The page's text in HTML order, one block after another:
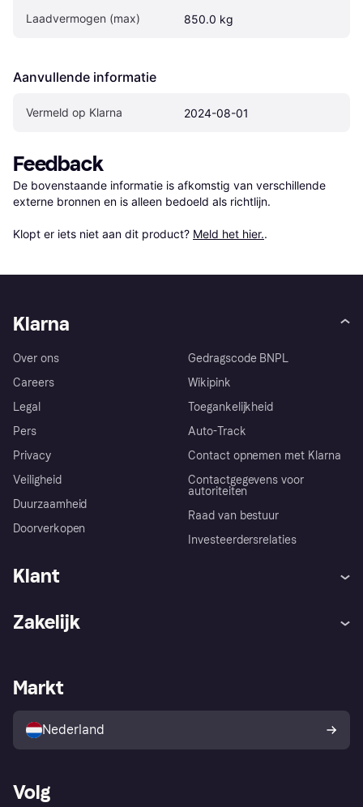
Laadvermogen (max) 850.0 kg
Aanvullende informatie
Vermeld op Klarna 2024-08-01
Feedback
De bovenstaande informatie is afkomstig van verschillende
externe bronnen en is alleen bedoeld als richtlijn.
Klopt er iets niet aan dit product? Meld het hier..
Klarna
Over ons
Careers
Legal
Pers
Privacy
Veiligheid
Duurzaamheid
Doorverkopen
Gedragscode BNPL
Wikipink
Toegankelijkheid
Auto-Track
Contact opnemen met Klarna
Contactgegevens voor
autoriteiten
Raad van bestuur
Investeerdersrelaties
Klant
Winkeloverzicht
Kopersbescherming voor
consumenten
Zakelijk
Zakelijke login
Markt
Nederland
Volg